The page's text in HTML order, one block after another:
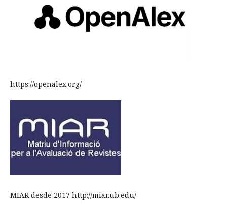
https://openalex.org/
MIAR desde 2017 http://miar.ub.edu/